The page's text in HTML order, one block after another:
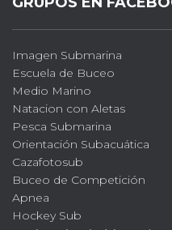
Imagen Submarina
Escuela de Buceo
Medio Marino
Natacion con Aletas
Pesca Submarina
Orientación Subacuática
Cazafotosub
Buceo de Competición
Apnea
Hockey Sub